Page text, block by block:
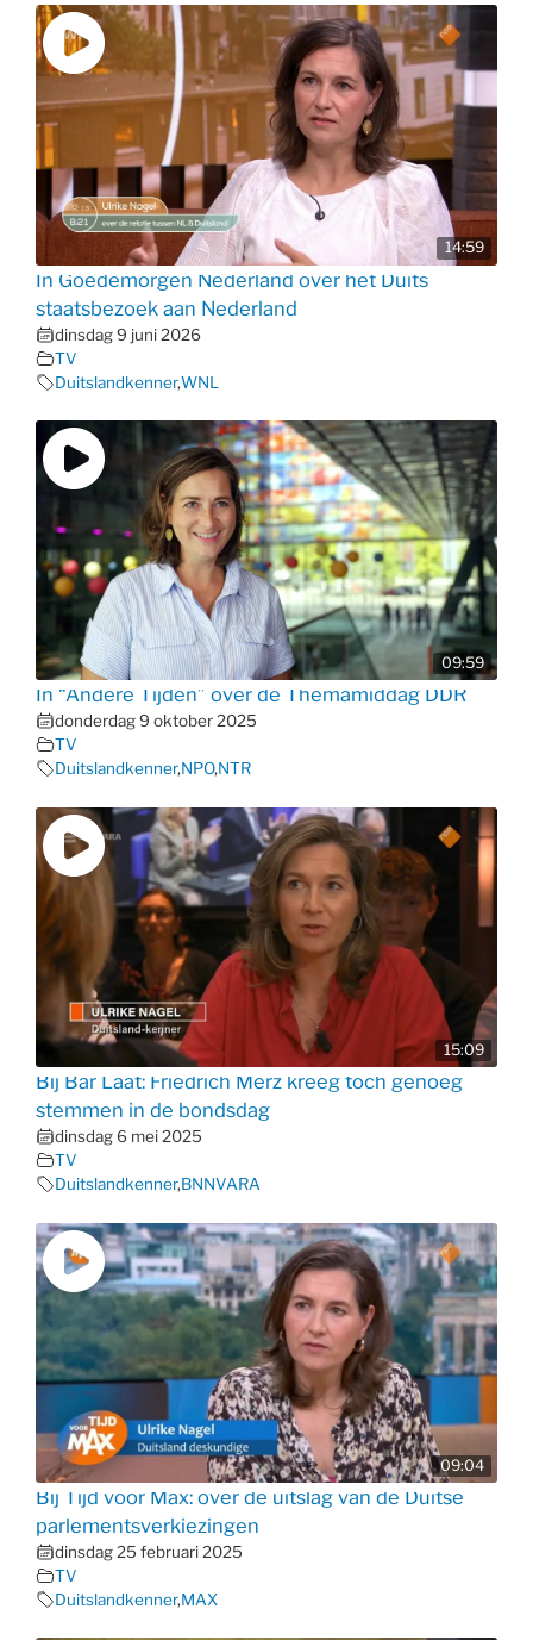
14:59
In Goedemorgen Nederland over het Duits
staatsbezoek aan Nederland
dinsdag 9 juni 2026
TV
Duitslandkenner,WNL
09:59
In “Andere Tijden” over de Themamiddag DDR
donderdag 9 oktober 2025
TV
Duitslandkenner,NPO,NTR
15:09
Bij Bar Laat: Friedrich Merz kreeg toch genoeg
stemmen in de bondsdag
dinsdag 6 mei 2025
TV
Duitslandkenner,BNNVARA
09:04
Bij Tijd voor Max: over de uitslag van de Duitse
parlementsverkiezingen
dinsdag 25 februari 2025
TV
Duitslandkenner,MAX